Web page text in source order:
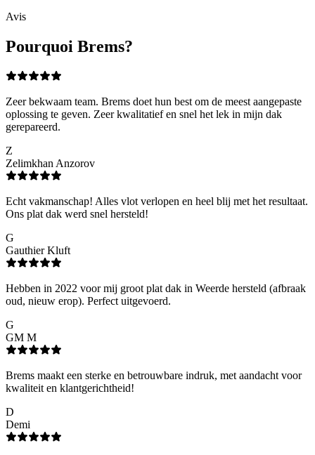
Avis
Pourquoi Brems?
Zeer bekwaam team. Brems doet hun best om de meest aangepaste
oplossing te geven. Zeer kwalitatief en snel het lek in mijn dak
gerepareerd.
Z
Zelimkhan Anzorov
Echt vakmanschap! Alles vlot verlopen en heel blij met het resultaat.
Ons plat dak werd snel hersteld!
G
Gauthier Kluft
Hebben in 2022 voor mij groot plat dak in Weerde hersteld (afbraak
oud, nieuw erop). Perfect uitgevoerd.
G
GM M
Brems maakt een sterke en betrouwbare indruk, met aandacht voor
kwaliteit en klantgerichtheid!
D
Demi